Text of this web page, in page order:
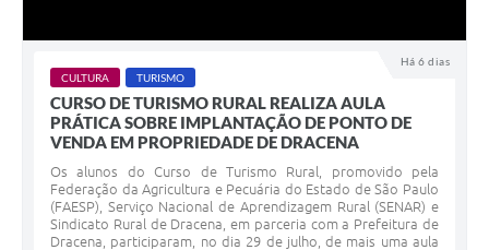
Há 6 dias
CULTURA TURISMO
CURSO DE TURISMO RURAL REALIZA AULA
PRÁTICA SOBRE IMPLANTAÇÃO DE PONTO DE
VENDA EM PROPRIEDADE DE DRACENA
Os alunos do Curso de Turismo Rural, promovido pela
Federação da Agricultura e Pecuária do Estado de São Paulo
(FAESP), Serviço Nacional de Aprendizagem Rural (SENAR) e
Sindicato Rural de Dracena, em parceria com a Prefeitura de
Dracena, participaram, no dia 29 de julho, de mais uma aula